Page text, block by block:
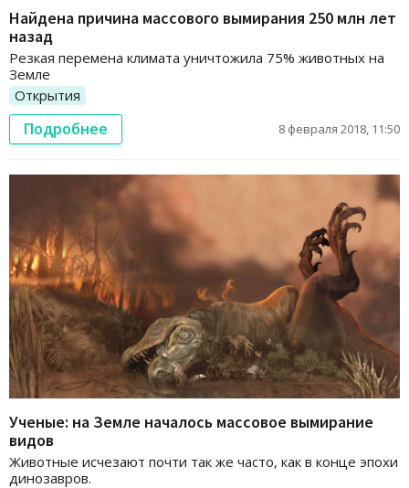
Найдена причина массового вымирания 250 млн лет
назад
Резкая перемена климата уничтожила 75% животных на
Земле
Открытия
Подробнее 8 февраля 2018, 11:50
Ученые: на Земле началось массовое вымирание
видов
Животные исчезают почти так же часто, как в конце эпохи
динозавров.